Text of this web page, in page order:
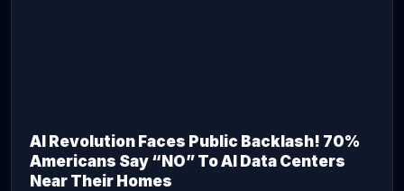
AI Revolution Faces Public Backlash! 70%
Americans Say “NO” To AI Data Centers
Near Their Homes